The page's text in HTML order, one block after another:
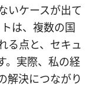
いケースが出て
は、複数の国
る点と、セキュ
。実際、私の経
解決につながり